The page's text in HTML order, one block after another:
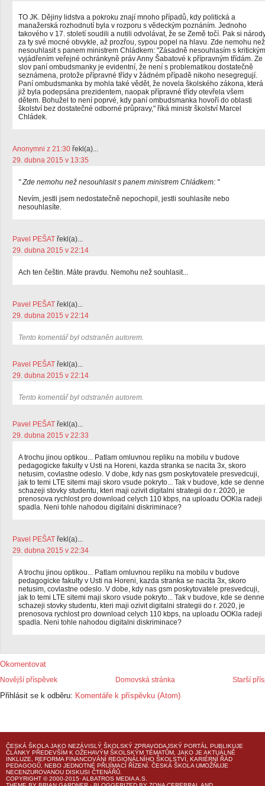
TO JK. Dějiny lidstva a pokroku znají mnoho případů, kdy politická a
manažerská rozhodnutí byla v rozporu s vědeckým poznáním. Jednoho
takového v 17. století soudili a nutili odvolávat, že se Země točí. Pak si
za ty své mocné obvykle, až prozřou, sypou popel na hlavu. Zde nemohu než
nesouhlasit s panem ministrem Chládkem: "Zásadně nesouhlasím s kritickým
vyjádřením veřejné ochránkyně práv Anny Šabatové k přípravným třídám. Ze
slov paní ombudsmanky je evidentní, že není s problematikou dostatečně
seznámena, protože přípravné třídy v žádném případě nikoho nesegregují.
Paní ombudsmanka by mohla také vědět, že novela školského zákona, která
již byla podepsána prezidentem, naopak přípravné třídy otevřela všem
dětem. Bohužel to není poprvé, kdy paní ombudsmanka hovoří do oblasti
školství bez dostatečné odborné průpravy," říká ministr školství Marcel
Chládek.
Anonymni z 21:30 řekl(a)...
29. dubna 2015 v 13:35
" Zde nemohu než nesouhlasit s panem ministrem Chládkem: "
Nevím, jestli jsem nedostatečně nepochopil, jestli souhlasíte nebo
nesouhlasíte.
Pavel PEŠAT řekl(a)...
29. dubna 2015 v 22:14
Ach ten češtin. Máte pravdu. Nemohu než souhlasit...
Pavel PEŠAT řekl(a)...
29. dubna 2015 v 22:14
Tento komentář byl odstraněn autorem.
Pavel PEŠAT řekl(a)...
29. dubna 2015 v 22:14
Tento komentář byl odstraněn autorem.
Pavel PEŠAT řekl(a)...
29. dubna 2015 v 22:33
A trochu jinou optikou... Patlam omluvnou repliku na mobilu v budove
pedagogicke fakulty v Usti na Horeni, kazda stranka se nacita 3x, skoro
netusim, covlastne odeslo. V dobe, kdy nas gsm poskytovatele presvedcuji,
jak to temi LTE sitemi maji skoro vsude pokryto... Tak v budove, kde se denne
schazeji stovky studentu, kteri maji ozivit digitalni strategii do r. 2020, je
prenosova rychlost pro download celych 110 kbps, na uploadu OOKla radeji
spadla. Neni tohle nahodou digitalni diskriminace?
Pavel PEŠAT řekl(a)...
29. dubna 2015 v 22:34
A trochu jinou optikou... Patlam omluvnou repliku na mobilu v budove
pedagogicke fakulty v Usti na Horeni, kazda stranka se nacita 3x, skoro
netusim, covlastne odeslo. V dobe, kdy nas gsm poskytovatele presvedcuji,
jak to temi LTE sitemi maji skoro vsude pokryto... Tak v budove, kde se denne
schazeji stovky studentu, kteri maji ozivit digitalni strategii do r. 2020, je
prenosova rychlost pro download celych 110 kbps, na uploadu OOKla radeji
spadla. Neni tohle nahodou digitalni diskriminace?
Okomentovat
Novější příspěvek Starší
Domovská stránka
Přihlásit se k odběru: Komentáře k příspěvku (Atom)
ČESKÁ ŠKOLA JAKO NEZÁVISLÝ ŠKOLSKÝ ZPRAVODAJSKÝ PORTÁL PUBLIKUJE
ČLÁNKY PŘEDEVŠÍM K OŽEHAVÝM ŠKOLSKÝM TÉMATŮM, JAKO JE AKTUÁLNĚ
INKLUZE, REFORMA FINANCOVÁNÍ REGIONÁLNÍHO ŠKOLSTVÍ, KARIÉRNÍ ŘÁD
PEDAGOGŮ, NEBO JEDNOTNÉ PŘIJÍMACÍ ŘÍZENÍ. ČESKÁ ŠKOLA UMOŽŇUJE
NECENZUROVANOU DISKUSI ČTENÁŘŮ.
COPYRIGHT © 2000-2015· ALBATROS MEDIA A.S.